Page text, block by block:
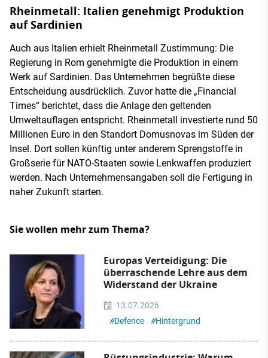
Rheinmetall: Italien genehmigt Produktion
auf Sardinien
Auch aus Italien erhielt Rheinmetall Zustimmung: Die
Regierung in Rom genehmigte die Produktion in einem
Werk auf Sardinien. Das Unternehmen begrüßte diese
Entscheidung ausdrücklich. Zuvor hatte die „Financial
Times“ berichtet, dass die Anlage den geltenden
Umweltauflagen entspricht. Rheinmetall investierte rund 50
Millionen Euro in den Standort Domusnovas im Süden der
Insel. Dort sollen künftig unter anderem Sprengstoffe in
Großserie für NATO-Staaten sowie Lenkwaffen produziert
werden. Nach Unternehmensangaben soll die Fertigung in
naher Zukunft starten.
Sie wollen mehr zum Thema?
Europas Verteidigung: Die
überraschende Lehre aus dem
Widerstand der Ukraine
13.07.2026
#Defence #Hintergrund